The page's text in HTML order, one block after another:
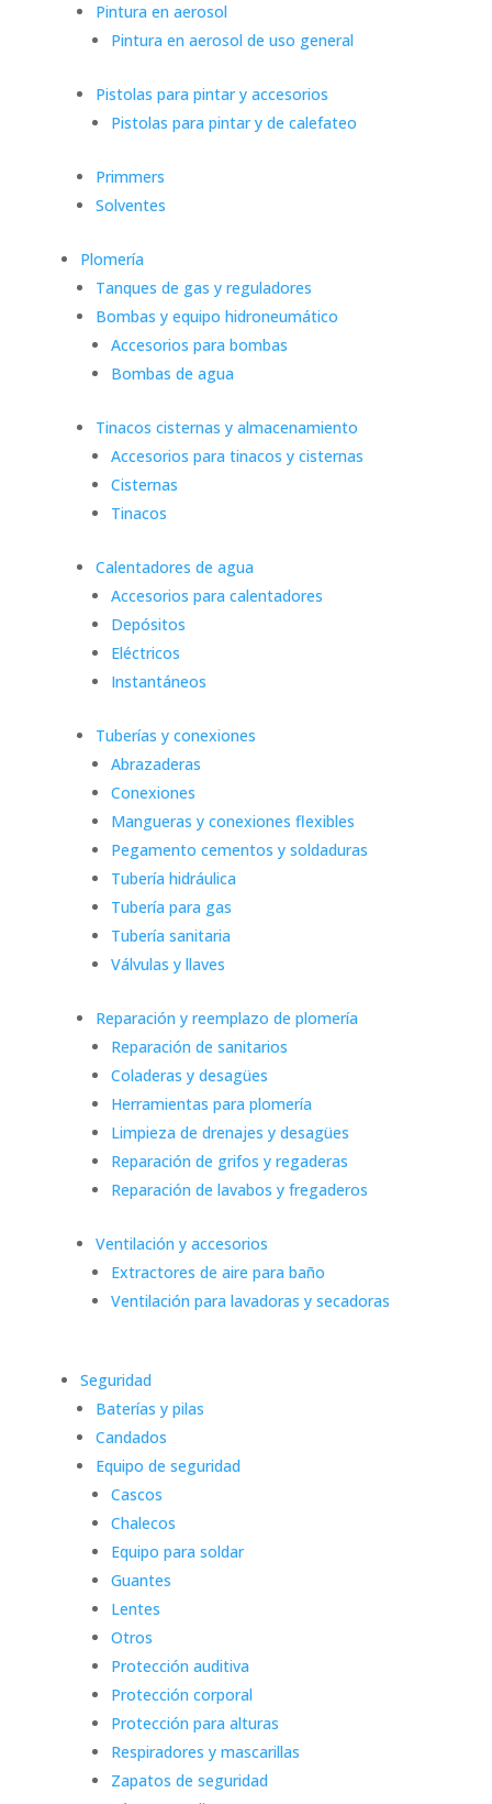
Pintura en aerosol
Pintura en aerosol de uso general
Pistolas para pintar y accesorios
Pistolas para pintar y de calefateo
Primmers
Solventes
Plomería
Tanques de gas y reguladores
Bombas y equipo hidroneumático
Accesorios para bombas
Bombas de agua
Tinacos cisternas y almacenamiento
Accesorios para tinacos y cisternas
Cisternas
Tinacos
Calentadores de agua
Accesorios para calentadores
Depósitos
Eléctricos
Instantáneos
Tuberías y conexiones
Abrazaderas
Conexiones
Mangueras y conexiones flexibles
Pegamento cementos y soldaduras
Tubería hidráulica
Tubería para gas
Tubería sanitaria
Válvulas y llaves
Reparación y reemplazo de plomería
Reparación de sanitarios
Coladeras y desagües
Herramientas para plomería
Limpieza de drenajes y desagües
Reparación de grifos y regaderas
Reparación de lavabos y fregaderos
Ventilación y accesorios
Extractores de aire para baño
Ventilación para lavadoras y secadoras
Seguridad
Baterías y pilas
Candados
Equipo de seguridad
Cascos
Chalecos
Equipo para soldar
Guantes
Lentes
Otros
Protección auditiva
Protección corporal
Protección para alturas
Respiradores y mascarillas
Zapatos de seguridad